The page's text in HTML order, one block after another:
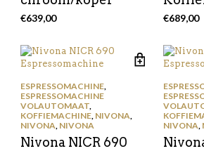
€639,00 €689,00
ESPRESSOMACHINE,
ESPRESSOMACHINE
VOLAUTOMAAT,
KOFFIEMACHINE, NIVONA
NIVONA NIVONA
Nivona NICR 690
NIVONA